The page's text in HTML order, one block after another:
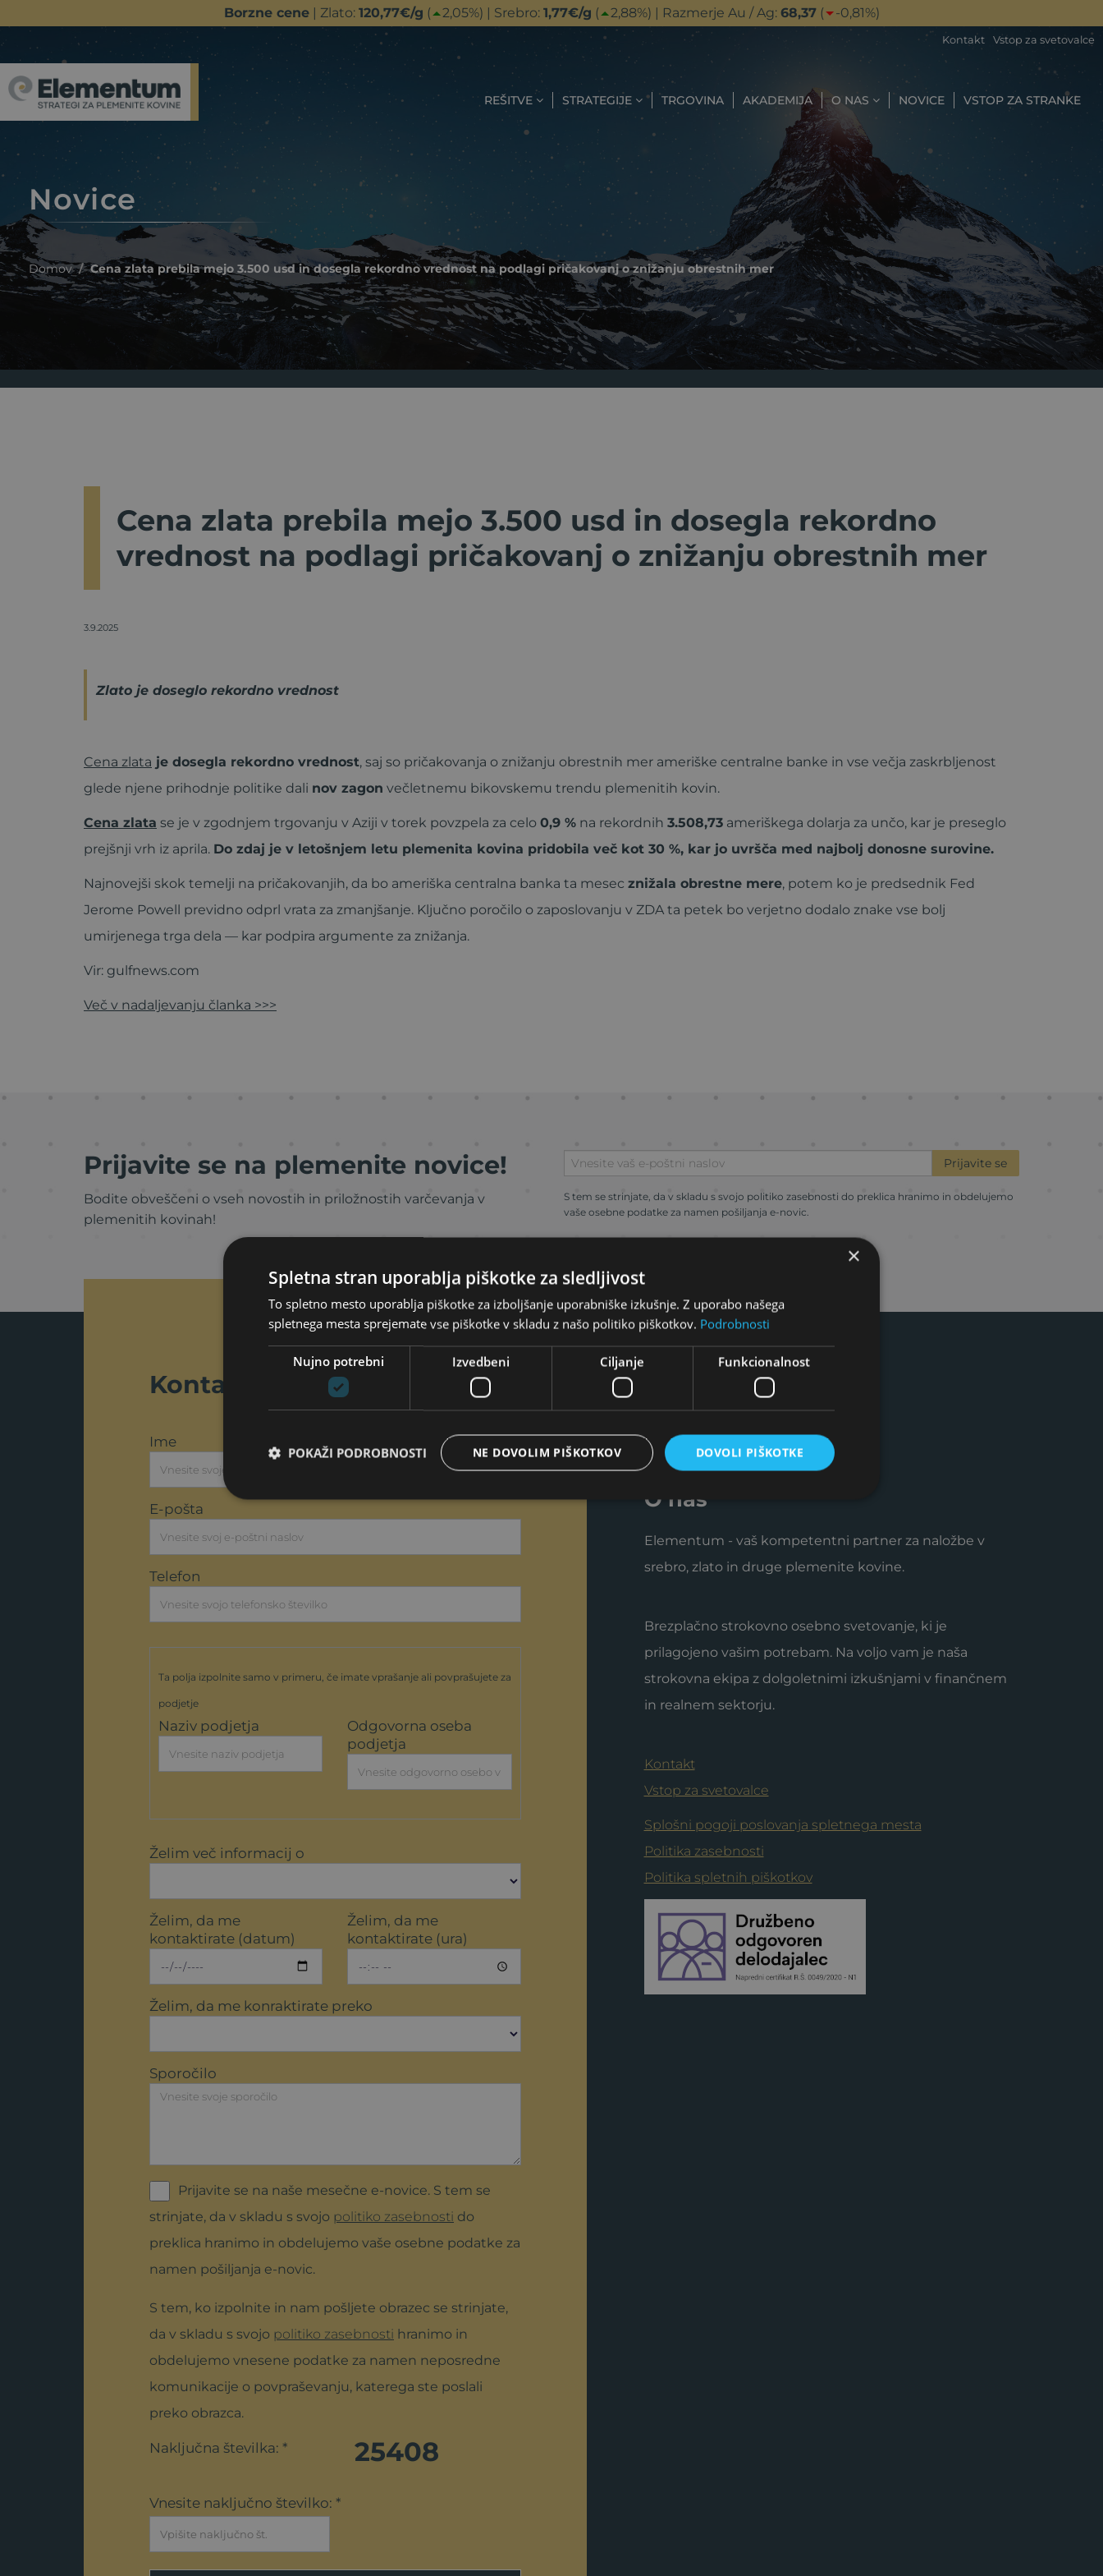
Borzne cene| Zlato: 120,77€/g ( 2,05%) | Srebro: 1,77€/g ( 2,88%) | Razmerje Au / Ag: 68,37( -0,81%)
Vstop za svetovalce
Kontakt
REŠITVE STRATEGIJE TRGOVINA AKADEMIJA O NAS NOVICE VSTOP ZA STRANKE
Novice
Domov Cena zlata prebila mejo 3.500 usd in dosegla rekordno vrednost na podlagi pričakovanj o znižanju obrestnih mer
Cena zlata prebila mejo 3.500 usd in dosegla rekordno
vrednost na podlagi pričakovanj o znižanju obrestnih mer
3.9.2025
Zlato je doseglo rekordno vrednost
Cena zlata je dosegla rekordno vrednost, saj so pričakovanja o znižanju obrestnih mer ameriške centralne banke in vse večja zaskrbljenost
glede njene prihodnje politike dali nov zagon večletnemu bikovskemu trendu plemenitih kovin.
Cena zlata se je v zgodnjem trgovanju v Aziji v torek povzpela za celo 0,9 % na rekordnih 3.508,73 ameriškega dolarja za unčo, kar je preseglo
prejšnji vrh iz aprila. Do zdaj je v letošnjem letu plemenita kovina pridobila več kot 30 %, kar jo uvršča med najbolj donosne surovine.
Najnovejši skok temelji na pričakovanjih, da bo ameriška centralna banka ta mesec znižala obrestne mere, potem ko je predsednik Fed
Jerome Powell previdno odprl vrata za zmanjšanje. Ključno poročilo o zaposlovanju v ZDA ta petek bo verjetno dodalo znake vse bolj
umirjenega trga dela — kar podpira argumente za znižanja.
Vir: gulfnews.com
Več v nadaljevanju članka >>>
Prijavite se na plemenite novice!
Bodite obveščeni o vseh novostih in priložnostih varčevanja v
plemenitih kovinah!
Prijavite se
S tem se strinjate, da v skladu s svojo politiko zasebnosti do preklica hranimo in obdelujemo
vaše osebne podatke za namen pošiljanja e-novic.
Kontaktirajte nas
Ime
E-pošta
Telefon
Ta polja izpolnite samo v primeru, če imate vprašanje ali povprašujete za
podjetje
Naziv podjetja
Odgovorna oseba
podjetja
Želim več informacij o
Želim, da me
kontaktirate (datum)
Želim, da me
kontaktirate (ura)
Želim, da me konraktirate preko
Sporočilo
Prijavite se na naše mesečne e-novice. S tem se
strinjate, da v skladu s svojo politiko zasebnosti do
preklica hranimo in obdelujemo vaše osebne podatke za
namen pošiljanja e-novic.
S tem, ko izpolnite in nam pošljete obrazec se strinjate,
da v skladu s svojo politiko zasebnosti hranimo in
obdelujemo vnesene podatke za namen neposredne
komunikacije o povpraševanju, katerega ste poslali
preko obrazca.
Naključna številka: * 25408
Vnesite naključno številko: *
O nas
Elementum - vaš kompetentni partner za naložbe v
srebro, zlato in druge plemenite kovine.
Brezplačno strokovno osebno svetovanje, ki je
prilagojeno vašim potrebam. Na voljo vam je naša
strokovna ekipa z dolgoletnimi izkušnjami v finančnem
in realnem sektorju.
Kontakt
Vstop za svetovalce
Splošni pogoji poslovanja spletnega mesta
Politika zasebnosti
Politika spletnih piškotkov
×
Spletna stran uporablja piškotke za sledljivost
To spletno mesto uporablja piškotke za izboljšanje uporabniške izkušnje. Z uporabo našega
spletnega mesta sprejemate vse piškotke v skladu z našo politiko piškotkov. Podrobnosti
Nujno potrebni Izvedbeni Ciljanje Funkcionalnost
DOVOLI PIŠKOTKE
NE DOVOLIM PIŠKOTKOV
POKAŽI PODROBNOSTI